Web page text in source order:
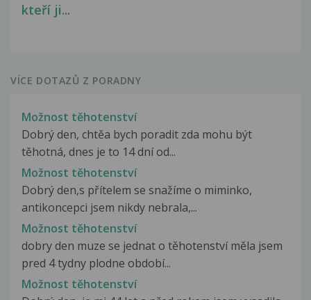
kteří ji...
VÍCE DOTAZŮ Z PORADNY
Možnost těhotenství
Dobrý den, chtěa bych poradit zda mohu být
těhotná, dnes je to 14 dní od...
Možnost těhotenství
Dobrý den,s přítelem se snažíme o miminko,
antikoncepci jsem nikdy nebrala,...
Možnost těhotenství
dobry den muze se jednat o těhotenství měla jsem
pred 4 tydny plodne období...
Možnost těhotenství